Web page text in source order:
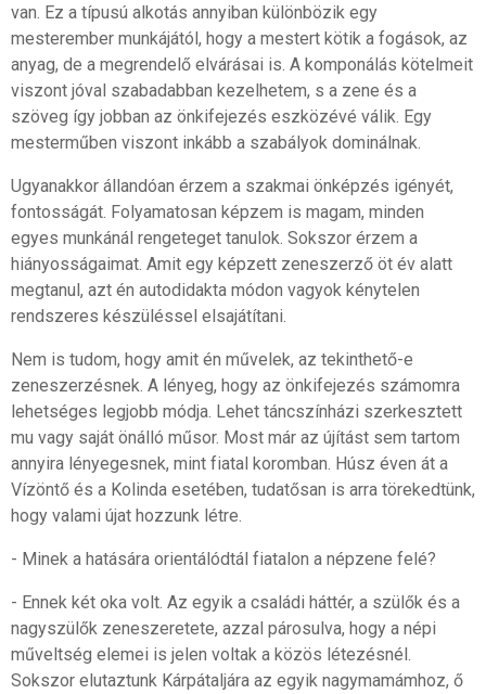
van. Ez a típusú alkotás annyiban különbözik egy
mesterember munkájától, hogy a mestert kötik a fogások, az
anyag, de a megrendelő elvárásai is. A komponálás kötelmeit
viszont jóval szabadabban kezelhetem, s a zene és a
szöveg így jobban az önkifejezés eszközévé válik. Egy
mesterműben viszont inkább a szabályok dominálnak.
Ugyanakkor állandóan érzem a szakmai önképzés igényét,
fontosságát. Folyamatosan képzem is magam, minden
egyes munkánál rengeteget tanulok. Sokszor érzem a
hiányosságaimat. Amit egy képzett zeneszerző öt év alatt
megtanul, azt én autodidakta módon vagyok kénytelen
rendszeres készüléssel elsajátítani.
Nem is tudom, hogy amit én művelek, az tekinthető-e
zeneszerzésnek. A lényeg, hogy az önkifejezés számomra
lehetséges legjobb módja. Lehet táncszínházi szerkesztett
mu vagy saját önálló műsor. Most már az újítást sem tartom
annyira lényegesnek, mint fiatal koromban. Húsz éven át a
Vízöntő és a Kolinda esetében, tudatősan is arra törekedtünk,
hogy valami újat hozzunk létre.
- Minek a hatására orientálódtál fiatalon a népzene felé?
- Ennek két oka volt. Az egyik a családi háttér, a szülők és a
nagyszülők zeneszeretete, azzal párosulva, hogy a népi
műveltség elemei is jelen voltak a közös létezésnél.
Sokszor elutaztunk Kárpátaljára az egyik nagymamámhoz, ő